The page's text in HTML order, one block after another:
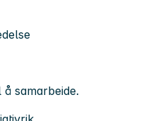
samarbeide.